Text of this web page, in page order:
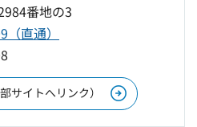
番地の3
直通）
サイトへリンク）